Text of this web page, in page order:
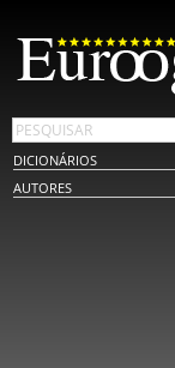
DICIONÁRIOS
AUTORES